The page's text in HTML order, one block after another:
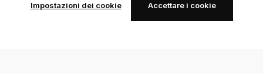
Impostazioni dei cookie Accettare i cookie